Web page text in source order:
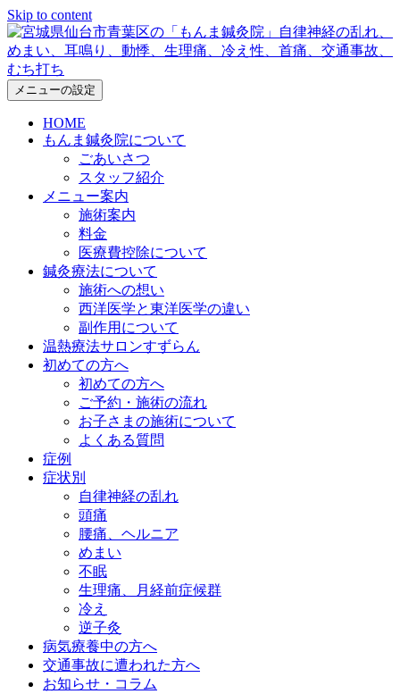
Skip to content
メニューの設定
HOME
もんま鍼灸院について
ごあいさつ
スタッフ紹介
メニュー案内
施術案内
料金
医療費控除について
鍼灸療法について
施術への想い
西洋医学と東洋医学の違い
副作用について
温熱療法サロンすずらん
初めての方へ
初めての方へ
ご予約・施術の流れ
お子さまの施術について
よくある質問
症例
症状別
自律神経の乱れ
頭痛
腰痛、ヘルニア
めまい
不眠
生理痛、月経前症候群
冷え
逆子灸
病気療養中の方へ
交通事故に遭われた方へ
お知らせ・コラム